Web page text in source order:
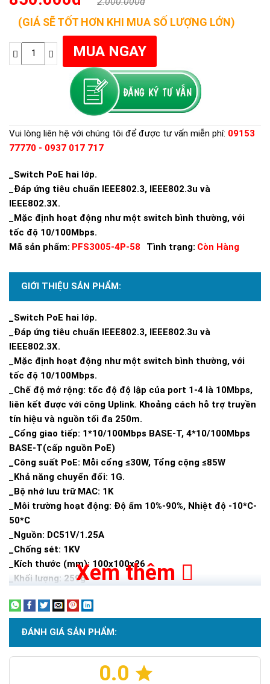
(GIÁ SẼ TỐT HƠN KHI MUA SỐ LƯỢNG LỚN)
Vui lòng liên hệ với chúng tôi để được tư vấn miễn phí: 09153
77770 - 0937 017 717
_Switch PoE hai lớp.
_Đáp ứng tiêu chuẩn IEEE802.3, IEEE802.3u và
IEEE802.3X.
_Mặc định hoạt động như một switch bình thường, với
tốc độ 10/100Mbps.
Mã sản phẩm: PFS3005-4P-58 Tình trạng: Còn Hàng
GIỚI THIỆU SẢN PHẨM:
_Switch PoE hai lớp.
_Đáp ứng tiêu chuẩn IEEE802.3, IEEE802.3u và
IEEE802.3X.
_Mặc định hoạt động như một switch bình thường, với
tốc độ 10/100Mbps.
_Chế độ mở rộng: tốc độ độ lập của port 1-4 là 10Mbps,
liên kết được với công Uplink. Khoảng cách hỗ trợ truyền
tín hiệu và nguồn tối đa 250m.
_Cổng giao tiếp: 1*10/100Mbps BASE-T, 4*10/100Mbps
BASE-T(cấp nguồn PoE)
_Công suất PoE: Mỗi cổng ≤30W, Tổng cộng ≤85W
_Khả năng chuyển đổi: 1G.
_Bộ nhớ lưu trữ MAC: 1K
_Môi trường hoạt động: Độ ẩm 10%-90%, Nhiệt độ -10*C-
50*C
_Nguồn: DC51V/1.25A
_Chống sét: 1KV
_Kích thước (mm): 100x100x26
_Khối lượng: 259gXem thêm
ĐÁNH GIÁ SẢN PHẨM:
0.0